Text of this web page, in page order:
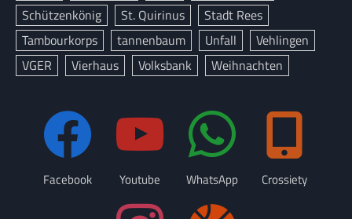
Schützenkönig
St. Quirinus
Stadt Rees
Tambourkorps
tannenbaum Unfall
Vehlingen
VGER
Vierhaus Volksbank Weihnachten
Facebook Youtube WhatsApp Crossiety